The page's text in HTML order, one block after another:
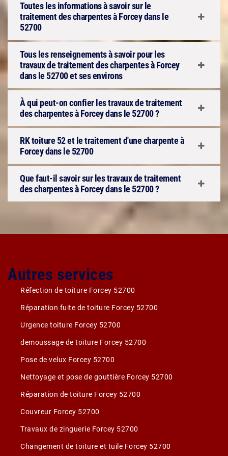
Toutes les informations à savoir sur le
traitement des charpentes à Forcey dans le
52700
Tous les renseignements à savoir pour les
travaux de traitement des charpentes à Forcey
dans le 52700 et ses environs
À qui peut-on confier les travaux de traitement
des charpentes à Forcey dans le 52700 ?
RK toiture 52 et le traitement d'une charpente à
Forcey dans le 52700
Que faut-il savoir sur les travaux de traitement
des charpentes à Forcey dans le 52700 ?
Autres services
Réfection de toiture Forcey 52700
Réparation fuite de toiture Forcey 52700
Urgence toiture Forcey 52700
demoussage de toiture Forcey 52700
Pose de velux Forcey 52700
Nettoyage et pose de gouttière Forcey 52700
Réparation de toiture Forcey 52700
Couvreur Forcey 52700
Travaux de zinguerie Forcey 52700
Changement de toiture et tuile Forcey 52700